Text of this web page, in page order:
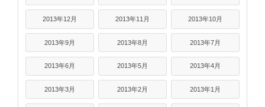
2013年12月 2013年11月 2013年10月
2013年9月 2013年8月 2013年7月
2013年6月 2013年5月 2013年4月
2013年3月 2013年2月 2013年1月